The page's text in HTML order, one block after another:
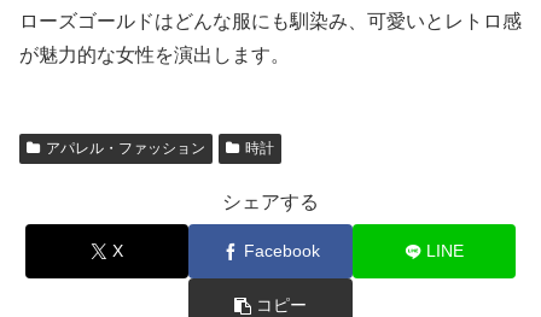
ローズゴールドはどんな服にも馴染み、可愛いとレトロ感
が魅力的な女性を演出します。
アパレル・ファッション 時計
シェアする
X Facebook LINE
コピー